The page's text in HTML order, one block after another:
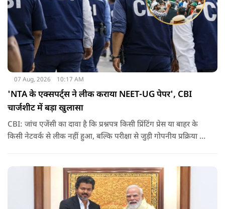
07 Aug, 2026 10:17 AM
'NTA के एक्सपर्ट्स ने लीक कराया NEET-UG पेपर', CBI
चार्जशीट में बड़ा खुलासा
CBI: जांच एजेंसी का दावा है कि प्रश्नपत्र किसी प्रिंटिंग प्रेस या बाहर के
किसी नेटवर्क से लीक नहीं हुआ, बल्कि परीक्षा से जुड़ी गोपनीय प्रक्रिया में